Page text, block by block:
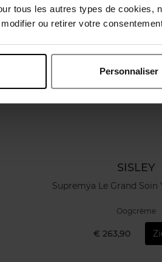
tous les autres types de cookies,
ou retirer votre
Personnaliser
SISLEY
Supremÿa Le Grand Soin
Oogcrème
€ 263,90